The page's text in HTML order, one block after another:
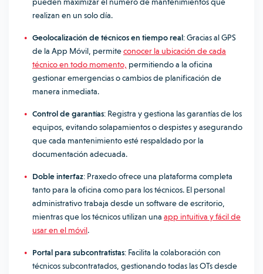
realizan en un solo día.
Geolocalización de técnicos en tiempo real: Gracias al GPS
de la App Móvil, permiteconocer la ubicación de cada
técnico en todo momento, permitiendo a la oficina
gestionar emergencias o cambios de planificación de
manera inmediata.
Control de garantías: Registra y gestiona las garantías de los
equipos, evitando solapamientos o despistes y asegurando
que cada mantenimiento esté respaldado por la
documentación adecuada.
Doble interfaz: Praxedo ofrece una plataforma completa
tanto para la oficina como para los técnicos. El personal
administrativo trabaja desde un software de escritorio,
mientras que los técnicos utilizan una app intuitiva y fácil de
usar en el móvil.
Portal para subcontratistas: Facilita la colaboración con
técnicos subcontratados, gestionando todas las OTs desde